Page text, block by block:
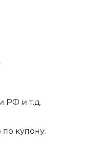
РФ и т.д.
купону.